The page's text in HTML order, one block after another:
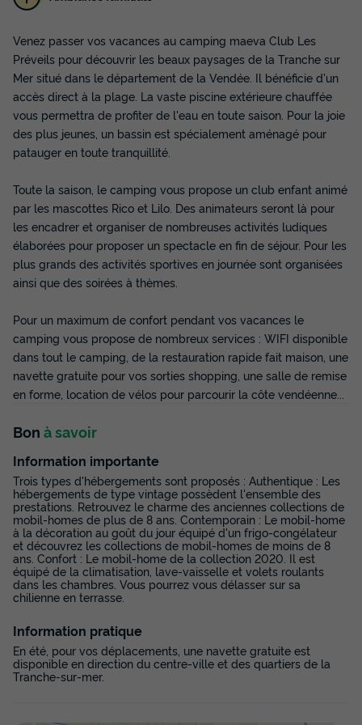
MOBILHOME 4 personnes - Confort 1
chambre
Annulation gratuite
Adultes
Chambres
Terrasse semi-couverte Animaux autorisés *
Cafetière
Réfrigérateur
Salon de jardin
+ 1
MOBILHOME 4 personnes - Confort 1 chambre
Meilleur prix pour 7 nuits
Modifier les dates
357 €
214,20 € -40%
d'économie
MOBILHOME 6 personnes - Eco 3
chambres
Annulation gratuite
Venez passer vos vacances au camping maeva Club Les
Préveils pour découvrir les beaux paysages de la Tranche sur
Mer situé dans le département de la Vendée. Il bénéficie d'un
accès direct à la plage. La vaste piscine extérieure chauffée
vous permettra de profiter de l'eau en toute saison. Pour la joie
des plus jeunes, un bassin est spécialement aménagé pour
patauger en toute tranquillité.
Toute la saison, le camping vous propose un club enfant animé
par les mascottes Rico et Lilo. Des animateurs seront là pour
les encadrer et organiser de nombreuses activités ludiques
élaborées pour proposer un spectacle en fin de séjour. Pour les
plus grands des activités sportives en journée sont organisées
ainsi que des soirées à thèmes.
Pour un maximum de confort pendant vos vacances le
camping vous propose de nombreux services : WIFI disponible
dans tout le camping, de la restauration rapide fait maison, une
navette gratuite pour vos sorties shopping, une salle de remise
en forme, location de vélos pour parcourir la côte vendéenne...
Bon à savoir
Information importante
Trois types d'hébergements sont proposés : Authentique : Les
hébergements de type vintage possèdent l'ensemble des
prestations. Retrouvez le charme des anciennes collections de
mobil-homes de plus de 8 ans. Contemporain : Le mobil-home
à la décoration au goût du jour équipé d'un frigo-congélateur
et découvrez les collections de mobil-homes de moins de 8
ans. Confort : Le mobil-home de la collection 2020. Il est
équipé de la climatisation, lave-vaisselle et volets roulants
dans les chambres. Vous pourrez vous délasser sur sa
chilienne en terrasse.
Information pratique
En été, pour vos déplacements, une navette gratuite est
disponible en direction du centre-ville et des quartiers de la
Tranche-sur-mer.